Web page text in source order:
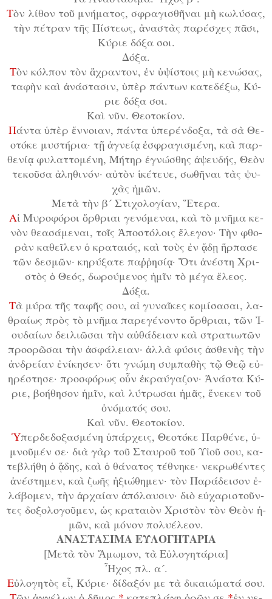
Τὸν λί­θον τοῦ μνή­μα­τος, σφρα­γι­σθῆ­ναι μὴ κω­λύ­σας,
τὴν πέ­τραν τῆς Πί­στε­ως, ἀ­να­στὰς πα­ρέ­σχες πᾶ­σι,
Κύ­ρι­ε δό­ξα σοι.
Δό­ξα.
Τὸν κόλ­πον τὸν ἄ­χραν­τον, ἐν ὑ­ψί­στοις μὴ κε­νώ­σας,
τα­φὴν καὶ ἀ­νά­στα­σιν, ὑ­πὲρ πάν­των κα­τε­δέ­ξω, Κύ­
ρι­ε δό­ξα σοι.
Καὶ νῦν. Θε­ο­το­κί­ον.
Πάν­τα ὑ­πὲρ ἔν­νοι­αν, πάν­τα ὑ­πε­ρέν­δο­ξα, τὰ σὰ Θε­
ο­τό­κε μυ­στή­ρι­α· τῇ ἁ­γνεί­ᾳ ἐ­σφρα­γι­σμέ­νη, καὶ παρ­
θε­νί­ᾳ φυ­λατ­το­μέ­νη, Μή­τηρ ἐ­γνώ­σθης ἀ­ψευ­δής, Θε­ὸν
τε­κοῦ­σα ἀ­λη­θι­νόν· αὐ­τὸν ἱ­κέ­τευ­ε, σω­θῆ­ναι τὰς ψυ­
χὰς ἡ­μῶν.
Με­τὰ τὴν β´ Στι­χο­λο­γί­αν, Ἕ­τε­ρα.
Αἱ Μυ­ρο­φό­ροι ὄρ­θρι­αι γε­νό­με­ναι, καὶ τὸ μνῆ­μα κε­
νὸν θε­α­σά­με­ναι, τοῖς Ἀ­πο­στό­λοις ἔ­λε­γον· Τὴν φθο­
ρὰν κα­θεῖ­λεν ὁ κρα­ται­ός, καὶ τοὺς ἐν ᾅ­δῃ ἥρ­πα­σε
τῶν δε­σμῶν· κη­ρύ­ξα­τε παῤ­ῥη­σί­ᾳ· Ὅ­τι ἀ­νέ­στη Χρι­
στὸς ὁ Θε­ός, δω­ρού­με­νος ἡ­μῖν τὸ μέ­γα ἔ­λε­ος.
Δό­ξα.
Τὰ μύ­ρα τῆς τα­φῆς σου, αἱ γυ­ναῖ­κες κο­μί­σα­σαι, λα­
θραί­ως πρὸς τὸ μνῆ­μα πα­ρε­γέ­νον­το ὄρ­θρι­αι, τῶν Ἰ­
ου­δαί­ων δει­λι­ῶ­σαι τὴν αὐ­θά­δει­αν καὶ στρα­τι­ω­τῶν
προ­ο­ρῶ­σαι τὴν ἀ­σφά­λει­αν· ἀλ­λὰ φύ­σις ἀ­σθε­νὴς τὴν
ἀν­δρεί­αν ἐ­νί­κη­σεν· ὅ­τι γνώ­μη συμ­πα­θὴς τῷ Θε­ῷ εὐ­
η­ρέ­στη­σε· προ­σφό­ρως οὖν ἐ­κραύ­γα­ζον· Ἀ­νά­στα Κύ­
ρι­ε, βο­ή­θη­σον ἡ­μῖν, καὶ λύ­τρω­σαι ἡ­μᾶς, ἕ­νε­κεν τοῦ
ὀ­νό­μα­τός σου.
Καὶ νῦν. Θε­ο­το­κί­ον.
Ὑ­περ­δε­δο­ξα­σμέ­νη ὑ­πάρ­χεις, Θε­ο­τό­κε Παρ­θέ­νε, ὑ­
μνοῦ­μέν σε· δι­ὰ γὰρ τοῦ Σταυ­ροῦ τοῦ Υἱ­οῦ σου, κα­
τε­βλή­θη ὁ ᾅ­δης, καὶ ὁ θά­να­τος τέ­θνη­κε· νε­κρω­θέν­τες
ἀ­νέ­στη­μεν, καὶ ζω­ῆς ἠ­ξι­ώ­θη­μεν· τὸν Πα­ρά­δει­σον ἐ­
λά­βο­μεν, τὴν ἀρ­χαί­αν ἀ­πό­λαυ­σιν· δι­ὸ εὐ­χα­ρι­στοῦν­
τες δο­ξο­λο­γοῦ­μεν, ὡς κρα­ται­ὸν Χρι­στὸν τὸν Θε­ὸν ἡ­
μῶν, καὶ μό­νον πο­λυ­έ­λε­ον.
ΑΝΑΣΤΑΣΙΜΑ ΕΥΛΟΓΗΤΑΡΙΑ
[Με­τὰ τὸν Ἄ­μω­μον, τὰ Εὐ­λο­γη­τά­ρι­α]
Ἦ­χος πλ. α´.
Εὐ­λο­γη­τὸς εἶ, Κύ­ρι­ε· δί­δα­ξόν με τὰ δι­και­ώ­μα­τά σου.